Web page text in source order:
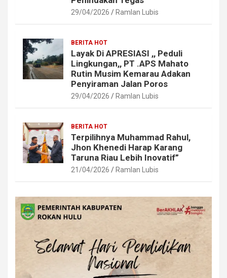
29/04/2026 Ramlan Lubis
BERITA HOT
Layak Di APRESIASI ,, Peduli
Lingkungan,, PT .APS Mahato
Rutin Musim Kemarau Adakan
Penyiraman Jalan Poros
29/04/2026 Ramlan Lubis
BERITA HOT
Terpilihnya Muhammad Rahul,
Jhon Khenedi Harap Karang
Taruna Riau Lebih Inovatif”
21/04/2026 Ramlan Lubis